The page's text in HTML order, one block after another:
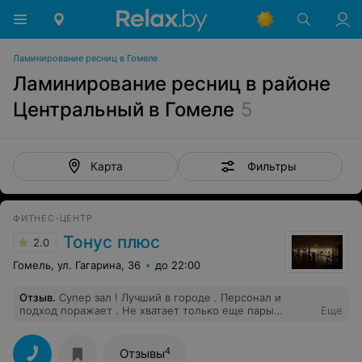
Ламинирование ресниц в Гомеле
Ламинирование ресниц в районе
Центральный в Гомеле 5
Карта Фильтры
ФИТНЕС-ЦЕНТР
2.0 Тонус плюс
Гомель, ул. Гагарина, 36 до 22:00
Отзыв. Супер зал ! Лучший в городе . Персонал и
подход поражает . Не хватает только еще пары
Еще
Отзывы4